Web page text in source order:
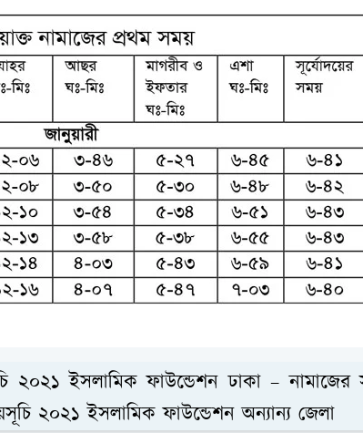
২০২১ ইসলামিক ফাউন্ডেশন ঢাকা –
২০২১ ইসলামিক ফাউন্ডেশন অন্যান্য জেলা